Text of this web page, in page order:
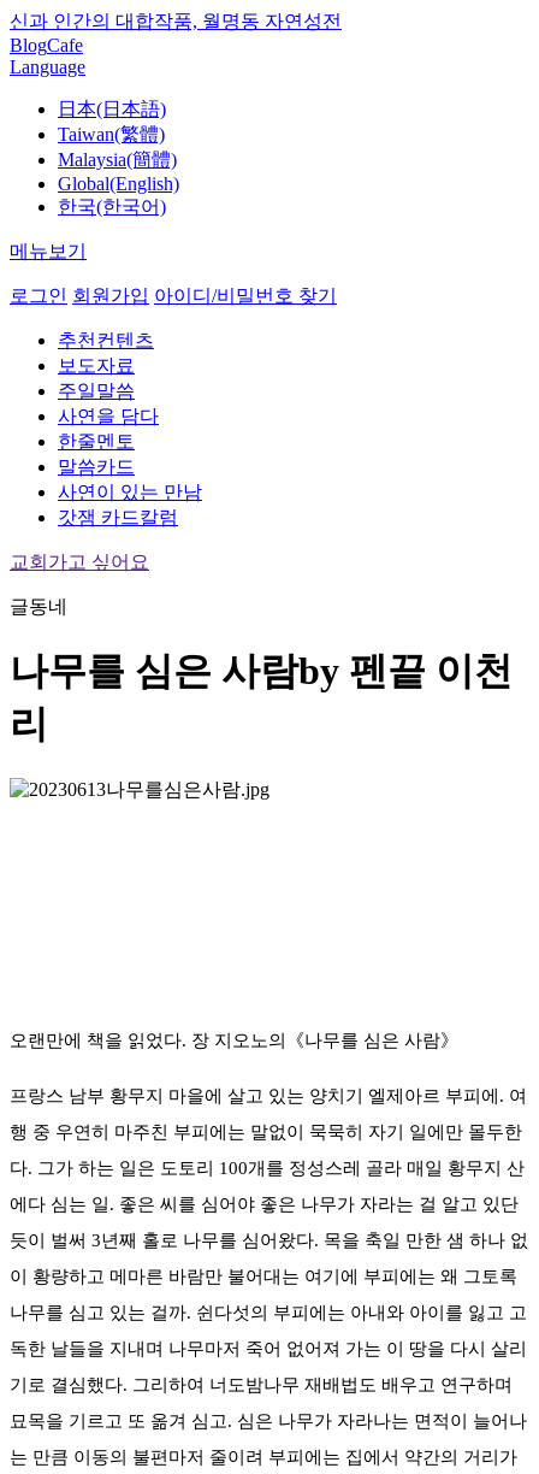
신과 인간의 대합작품, 월명동 자연성전
BlogCafe
Language
日本(日本語)
Taiwan(繁體)
Malaysia(簡體)
Global(English)
한국(한국어)
메뉴보기
로그인 회원가입 아이디/비밀번호 찾기
추천컨텐츠
보도자료
주일말씀
사연을 담다
한줄멘토
말씀카드
사연이 있는 만남
갓잼 카드칼럼
교회가고 싶어요
글동네
나무를 심은 사람by 펜끝 이천
리
오랜만에 책을 읽었다. 장 지오노의《나무를 심은 사람》
프랑스 남부 황무지 마을에 살고 있는 양치기 엘제아르 부피에. 여
행 중 우연히 마주친 부피에는 말없이 묵묵히 자기 일에만 몰두한
다. 그가 하는 일은 도토리 100개를 정성스레 골라 매일 황무지 산
에다 심는 일. 좋은 씨를 심어야 좋은 나무가 자라는 걸 알고 있단
듯이 벌써 3년째 홀로 나무를 심어왔다. 목을 축일 만한 샘 하나 없
이 황량하고 메마른 바람만 불어대는 여기에 부피에는 왜 그토록
나무를 심고 있는 걸까. 쉰다섯의 부피에는 아내와 아이를 잃고 고
독한 날들을 지내며 나무마저 죽어 없어져 가는 이 땅을 다시 살리
기로 결심했다. 그리하여 너도밤나무 재배법도 배우고 연구하며
묘목을 기르고 또 옮겨 심고. 심은 나무가 자라나는 면적이 늘어나
는 만큼 이동의 불편마저 줄이려 부피에는 집에서 약간의 거리가